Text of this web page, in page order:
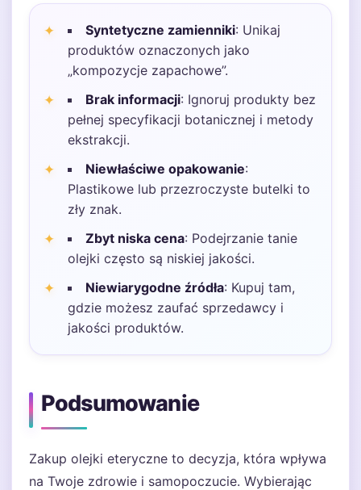
Syntetyczne zamienniki: Unikaj
produktów oznaczonych jako
„kompozycje zapachowe”.
Brak informacji: Ignoruj produkty bez
pełnej specyfikacji botanicznej i metody
ekstrakcji.
Niewłaściwe opakowanie:
Plastikowe lub przezroczyste butelki to
zły znak.
Zbyt niska cena: Podejrzanie tanie
olejki często są niskiej jakości.
Niewiarygodne źródła: Kupuj tam,
gdzie możesz zaufać sprzedawcy i
jakości produktów.
Podsumowanie
Zakup olejki eteryczne to decyzja, która wpływa
na Twoje zdrowie i samopoczucie. Wybierając